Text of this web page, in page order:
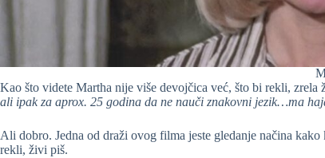
Kao što videte Martha nije više devojčica već, što bi rekli,
ali ipak za aprox. 25 godina da ne nauči znakovni jezik…ma
Ali dobro. Jedna od draži ovog filma jeste gledanje načina
rekli, živi piš.